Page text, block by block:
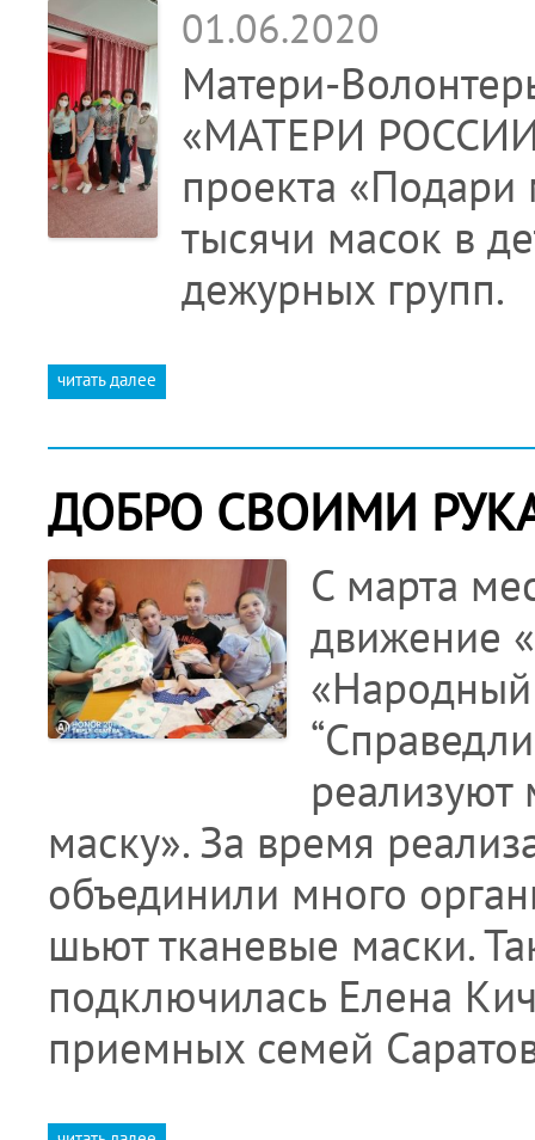
01.06.2020
Матери-
«МАТЕРИ
проекта
тысячи масок в
дежурных групп.
читать далее
ДОБРО СВОИМИ
С марта
движение
маску». За время
объединили много
шьют тканевые маски.
подключилась Елена
приемных семей